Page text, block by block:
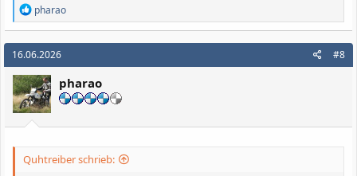
R
e
a
k
t
i
o
n
e
n
pharao
16.06.2026 #8
pharao
Quhtreiber schrieb: